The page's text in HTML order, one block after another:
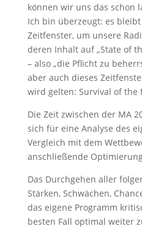
können wir uns das schon
Ich bin überzeugt: es
Zeitfenster, um unsere
deren Inhalt auf „State of
– also „die Pflicht zu
aber auch dieses
wird gelten: Survival of the
Die Zeit zwischen der MA
sich für eine Analyse des
Vergleich mit dem
anschließende
Das Durchgehen aller
Stärken, Schwächen,
das eigene Programm
besten Fall optimal weiter